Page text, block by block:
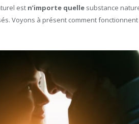
est n’importe quelle substance
Voyons à présent comment